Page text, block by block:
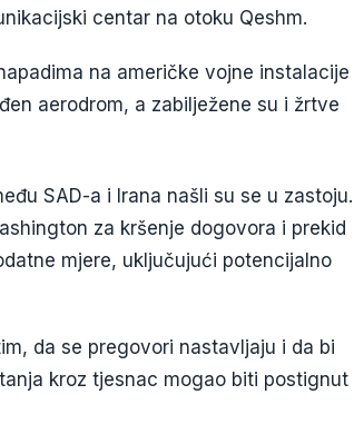
centar na otoku Qeshm.
na američke vojne instalacije
aerodrom, a zabilježene su i žrtve
SAD-a i Irana našli su se u zastoju.
za kršenje dogovora i prekid
mjere, uključujući potencijalno
da se pregovori nastavljaju i da bi
kroz tjesnac mogao biti postignut